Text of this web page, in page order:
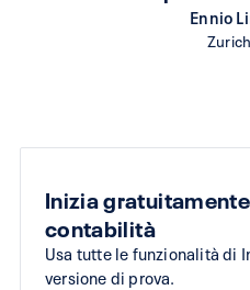
Ennio
Inizia
contabilità
Usa tutte le funzionalità di
versione di prova.